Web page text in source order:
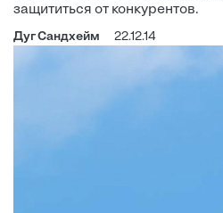
защититься от конкурентов.
Дуг Сандхейм 22.12.14